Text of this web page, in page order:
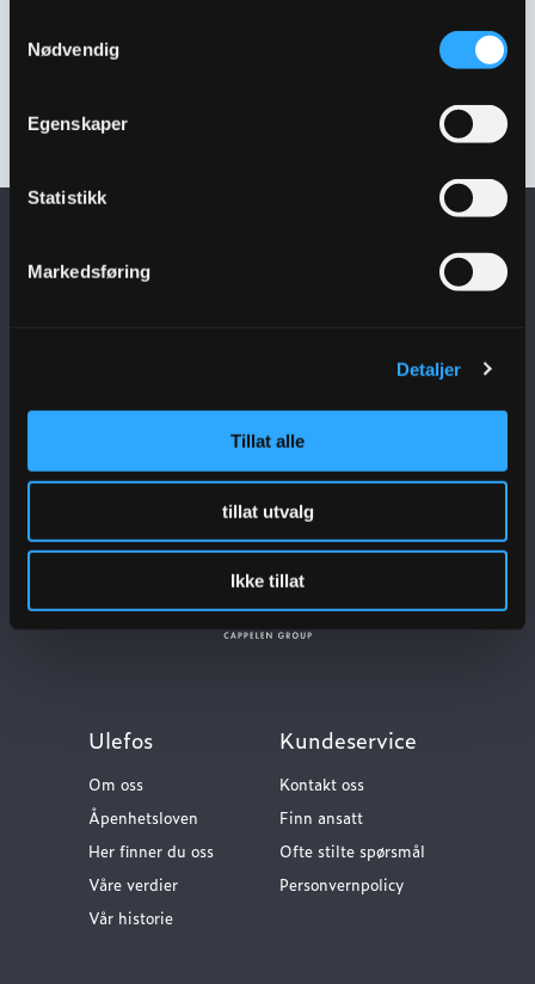
Nødvendig
Egenskaper
Statistikk
Markedsføring
Detaljer
Tillat alle
tillat utvalg
Ikke tillat
650 SVART
3303911
Få siste nytt i
Meld deg på nyhetsbrev
Ulefos
Om oss
Åpenhetsloven
Her finner du oss
Våre verdier
Vår historie
Kundeservice
Kontakt oss
Finn ansatt
Ofte stilte spørsmål
Personvernpolicy